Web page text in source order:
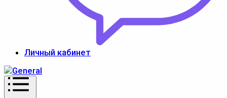
Личный кабинет